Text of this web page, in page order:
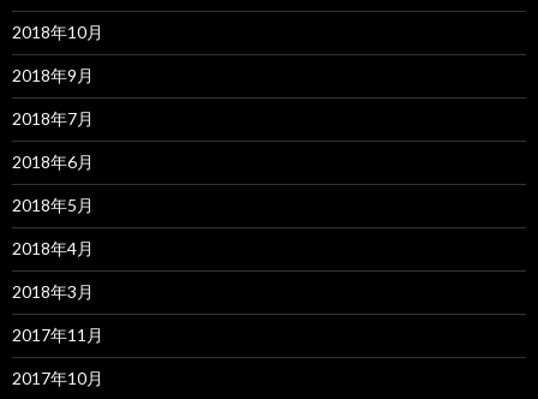
2018年10月
2018年9月
2018年7月
2018年6月
2018年5月
2018年4月
2018年3月
2017年11月
2017年10月